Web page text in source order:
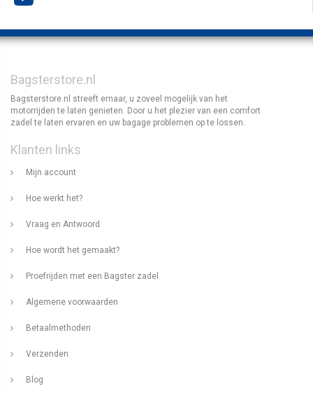
Bagsterstore.nl
Bagsterstore.nl streeft ernaar, u zoveel mogelijk van het
motorrijden te laten genieten. Door u het plezier van een comfort
zadel te laten ervaren en uw bagage problemen op te lossen.
Klanten links
Mijn account
Hoe werkt het?
Vraag en Antwoord
Hoe wordt het gemaakt?
Proefrijden met een Bagster zadel
Algemene voorwaarden
Betaalmethoden
Verzenden
Blog